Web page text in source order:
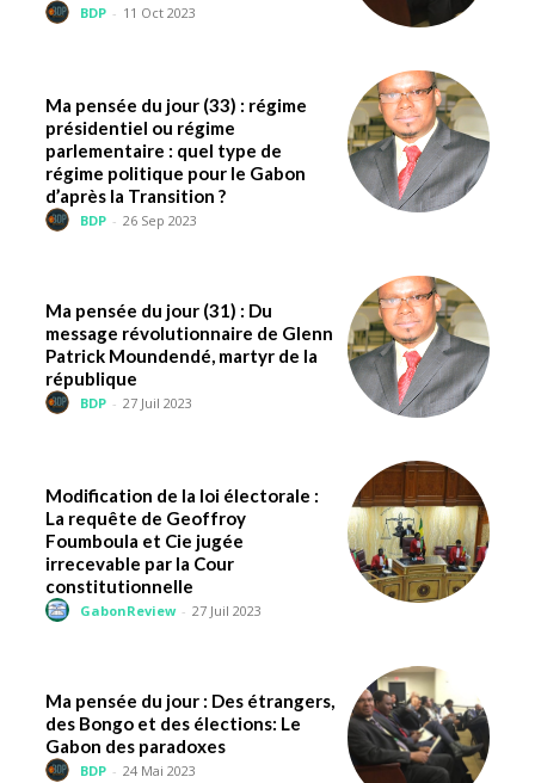
BDP - 11 Oct 2023
Ma pensée du jour (33) : régime
présidentiel ou régime
parlementaire : quel type de
régime politique pour le Gabon
d’après la Transition ?
BDP - 26 Sep 2023
Ma pensée du jour (31) : Du
message révolutionnaire de Glenn
Patrick Moundendé, martyr de la
république
BDP - 27 Juil 2023
Modification de la loi électorale :
La requête de Geoffroy
Foumboula et Cie jugée
irrecevable par la Cour
constitutionnelle
GabonReview - 27 Juil 2023
Ma pensée du jour : Des étrangers,
des Bongo et des élections: Le
Gabon des paradoxes
BDP - 24 Mai 2023